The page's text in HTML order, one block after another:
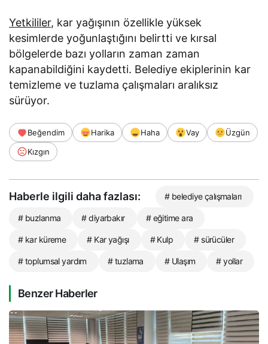
Yetkililer, kar yağışının özellikle yüksek
kesimlerde yoğunlaştığını belirtti ve kırsal
bölgelerde bazı yolların zaman zaman
kapanabildiğini kaydetti. Belediye ekiplerinin kar
temizleme ve tuzlama çalışmaları aralıksız
sürüyor.
Beğendim Harika Haha Vay
Üzgün
Kızgın
Haberle ilgili daha fazlası: # belediye çalışmaları
# buzlanma # diyarbakır # eğitime ara
# kar küreme # Kar yağışı # Kulp # sürücüler
# toplumsal yardım # tuzlama # Ulaşım # yollar
Benzer Haberler